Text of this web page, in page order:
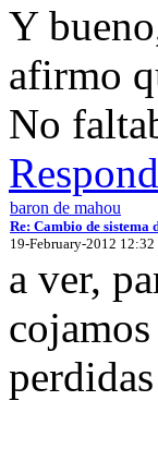
Y
afirmo
No
baron de mahou
Re: Cambio de sistema
19-February-2012 12:32
a ver,